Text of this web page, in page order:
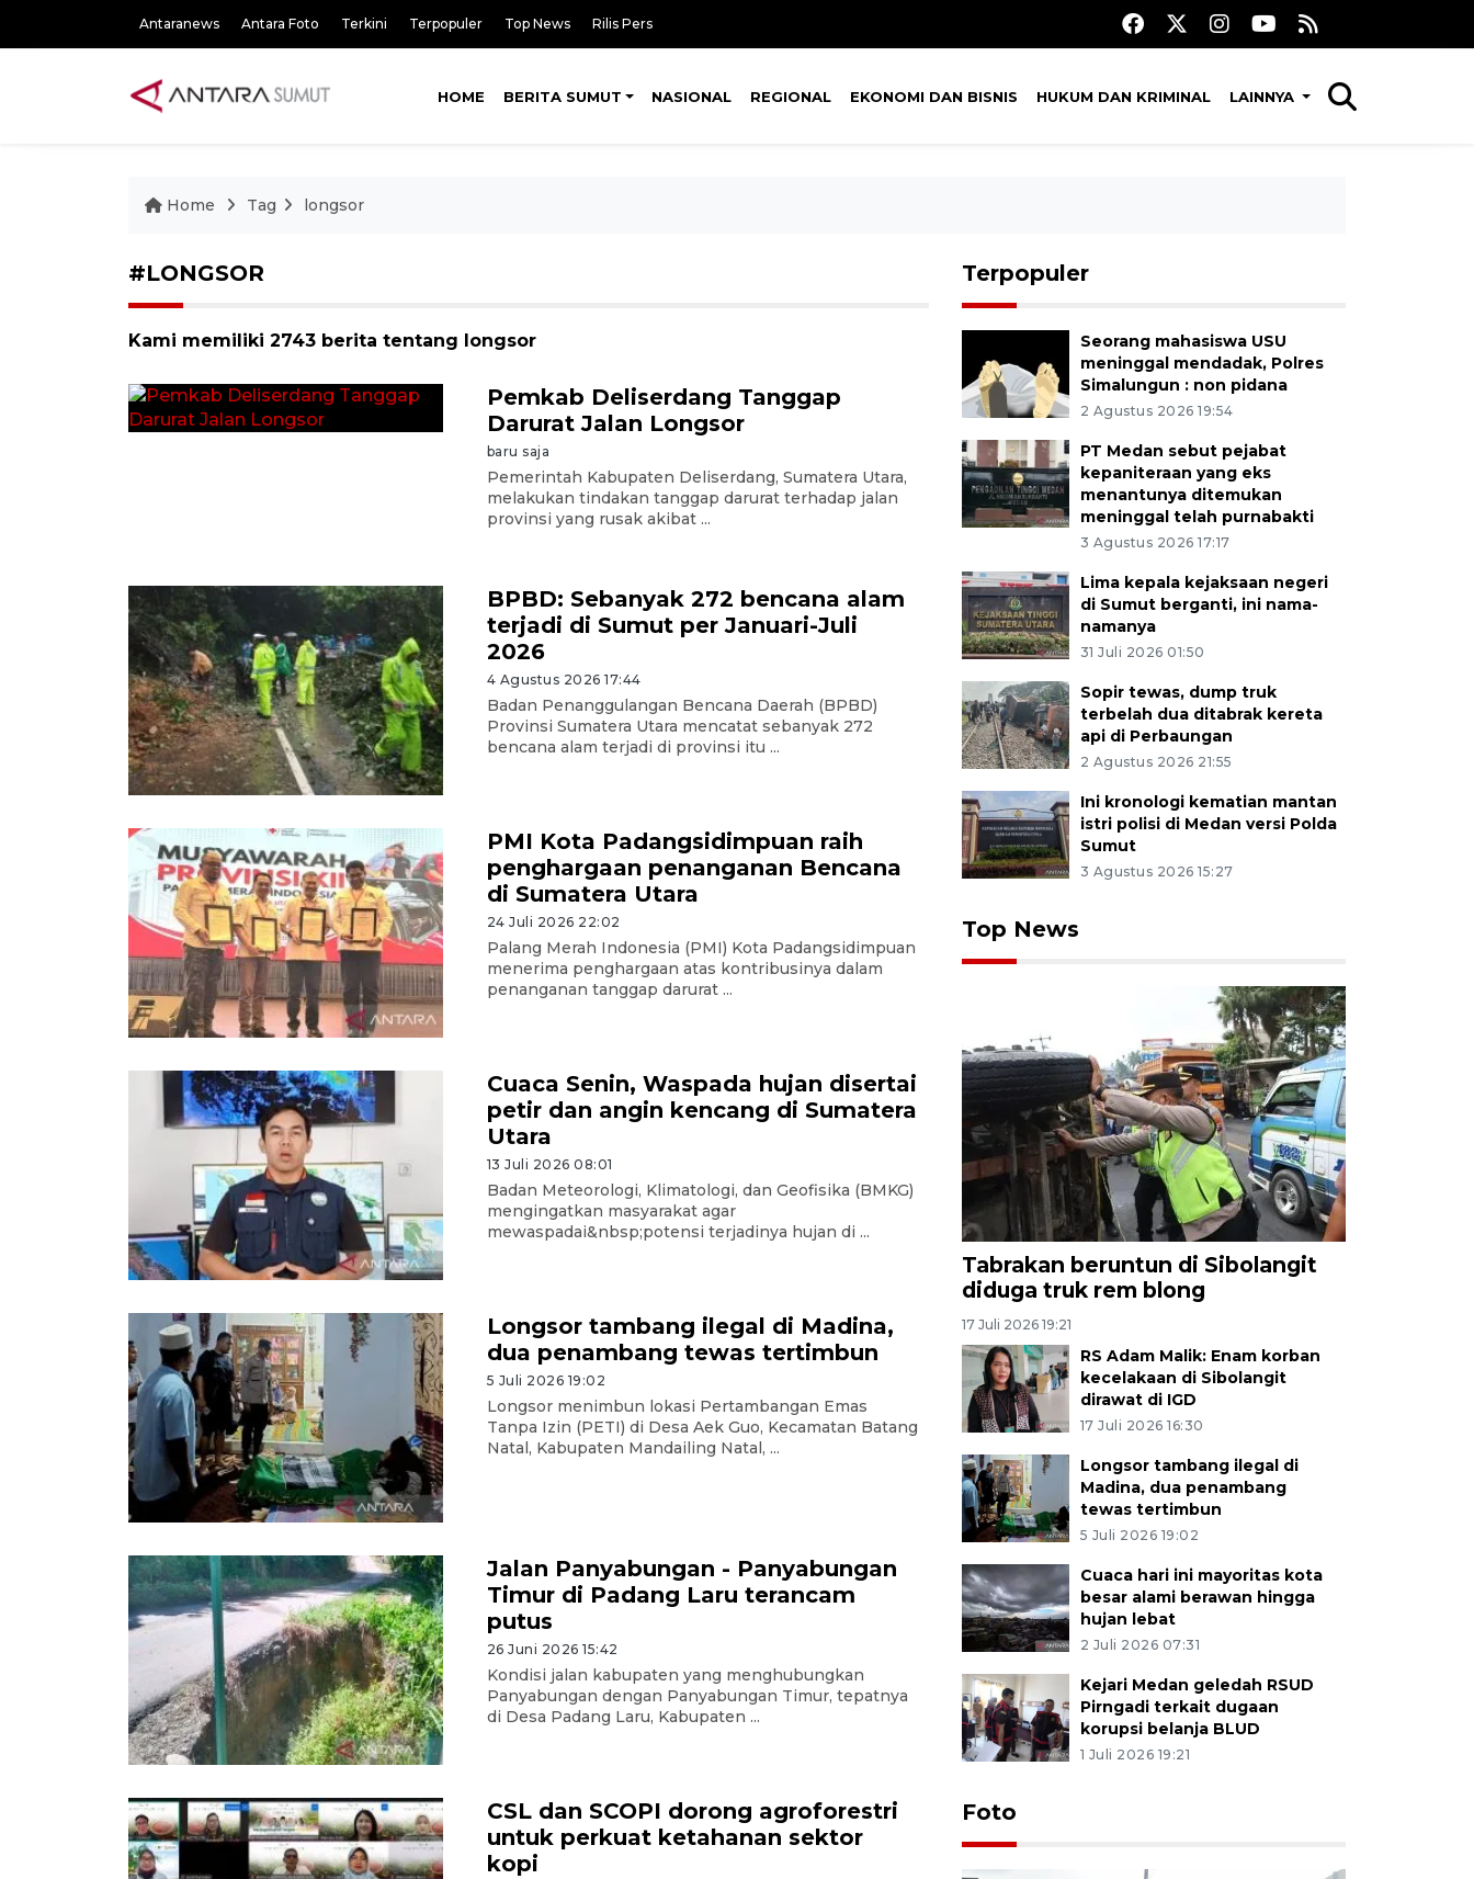
Antaranews Antara Foto Terkini Terpopuler Top News Rilis Pers
HOME BERITA SUMUT NASIONAL REGIONAL EKONOMI DAN BISNIS HUKUM DAN KRIMINAL LAINNYA
Home Tag longsor
#LONGSOR
Kami memiliki 2743 berita tentang longsor
Pemkab Deliserdang Tanggap
Darurat Jalan Longsor
baru saja
Pemerintah Kabupaten Deliserdang, Sumatera Utara,
melakukan tindakan tanggap darurat terhadap jalan
provinsi yang rusak akibat ...
BPBD: Sebanyak 272 bencana alam
terjadi di Sumut per Januari-Juli
2026
4 Agustus 2026 17:44
Badan Penanggulangan Bencana Daerah (BPBD)
Provinsi Sumatera Utara mencatat sebanyak 272
bencana alam terjadi di provinsi itu ...
PMI Kota Padangsidimpuan raih
penghargaan penanganan Bencana
di Sumatera Utara
24 Juli 2026 22:02
Palang Merah Indonesia (PMI) Kota Padangsidimpuan
menerima penghargaan atas kontribusinya dalam
penanganan tanggap darurat ...
Cuaca Senin, Waspada hujan disertai
petir dan angin kencang di Sumatera
Utara
13 Juli 2026 08:01
Badan Meteorologi, Klimatologi, dan Geofisika (BMKG)
mengingatkan masyarakat agar
mewaspadai&nbsp;potensi terjadinya hujan di ...
Longsor tambang ilegal di Madina,
dua penambang tewas tertimbun
5 Juli 2026 19:02
Longsor menimbun lokasi Pertambangan Emas
Tanpa Izin (PETI) di Desa Aek Guo, Kecamatan Batang
Natal, Kabupaten Mandailing Natal, ...
Jalan Panyabungan - Panyabungan
Timur di Padang Laru terancam
putus
26 Juni 2026 15:42
Kondisi jalan kabupaten yang menghubungkan
Panyabungan dengan Panyabungan Timur, tepatnya
di Desa Padang Laru, Kabupaten ...
CSL dan SCOPI dorong agroforestri
untuk perkuat ketahanan sektor
kopi
Terpopuler
Seorang mahasiswa USU
meninggal mendadak, Polres
Simalungun : non pidana
2 Agustus 2026 19:54
PT Medan sebut pejabat
kepaniteraan yang eks
menantunya ditemukan
meninggal telah purnabakti
3 Agustus 2026 17:17
Lima kepala kejaksaan negeri
di Sumut berganti, ini nama-
namanya
31 Juli 2026 01:50
Sopir tewas, dump truk
terbelah dua ditabrak kereta
api di Perbaungan
2 Agustus 2026 21:55
Ini kronologi kematian mantan
istri polisi di Medan versi Polda
Sumut
3 Agustus 2026 15:27
Top News
Tabrakan beruntun di Sibolangit
diduga truk rem blong
17 Juli 2026 19:21
RS Adam Malik: Enam korban
kecelakaan di Sibolangit
dirawat di IGD
17 Juli 2026 16:30
Longsor tambang ilegal di
Madina, dua penambang
tewas tertimbun
5 Juli 2026 19:02
Cuaca hari ini mayoritas kota
besar alami berawan hingga
hujan lebat
2 Juli 2026 07:31
Kejari Medan geledah RSUD
Pirngadi terkait dugaan
korupsi belanja BLUD
1 Juli 2026 19:21
Foto